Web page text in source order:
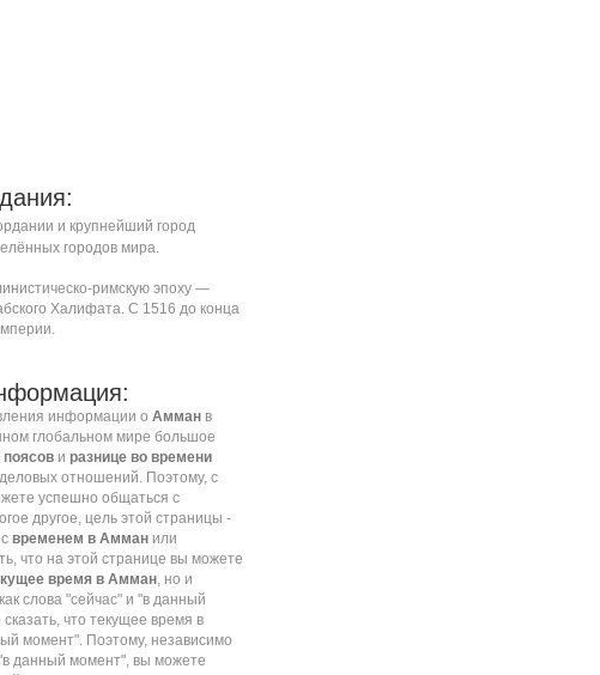
и крупнейший город
городов мира.
римскую эпоху —
Халифата. С 1516 до конца
информации о Амман в
глобальном мире большое
и разнице во времени
отношений. Поэтому, с
успешно общаться с
другое, цель этой страницы -
временем в Амман или
что на этой странице вы можете
время в Амман, но и
слова "сейчас" и "в данный
что текущее время в
момент". Поэтому, независимо
данный момент", вы можете